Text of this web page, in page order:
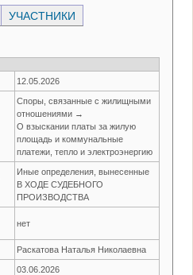
УЧАСТНИКИ
12.05.2026
Споры, связанные с жилищными
отношениями →
О взыскании платы за жилую
площадь и коммунальные
платежи, тепло и электроэнергию
Иные определения, вынесенные
В ХОДЕ СУДЕБНОГО
ПРОИЗВОДСТВА
нет
Раскатова Наталья Николаевна
03.06.2026